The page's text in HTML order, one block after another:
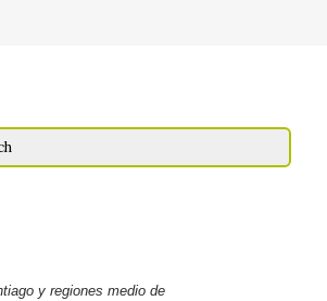
y regiones medio de